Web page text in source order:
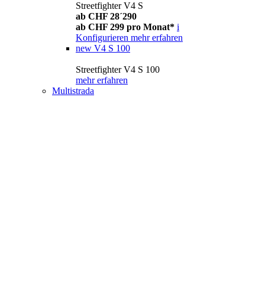
Streetfighter V4 S
ab CHF 28´290
ab CHF 299 pro Monat* i
Konfigurieren mehr erfahren
new V4 S 100
Streetfighter V4 S 100
mehr erfahren
Multistrada